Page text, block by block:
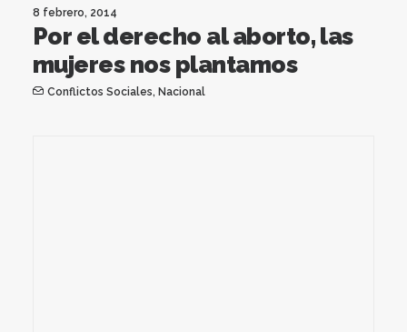
8 febrero, 2014
Por el derecho al aborto, las
mujeres nos plantamos
Conflictos Sociales, Nacional